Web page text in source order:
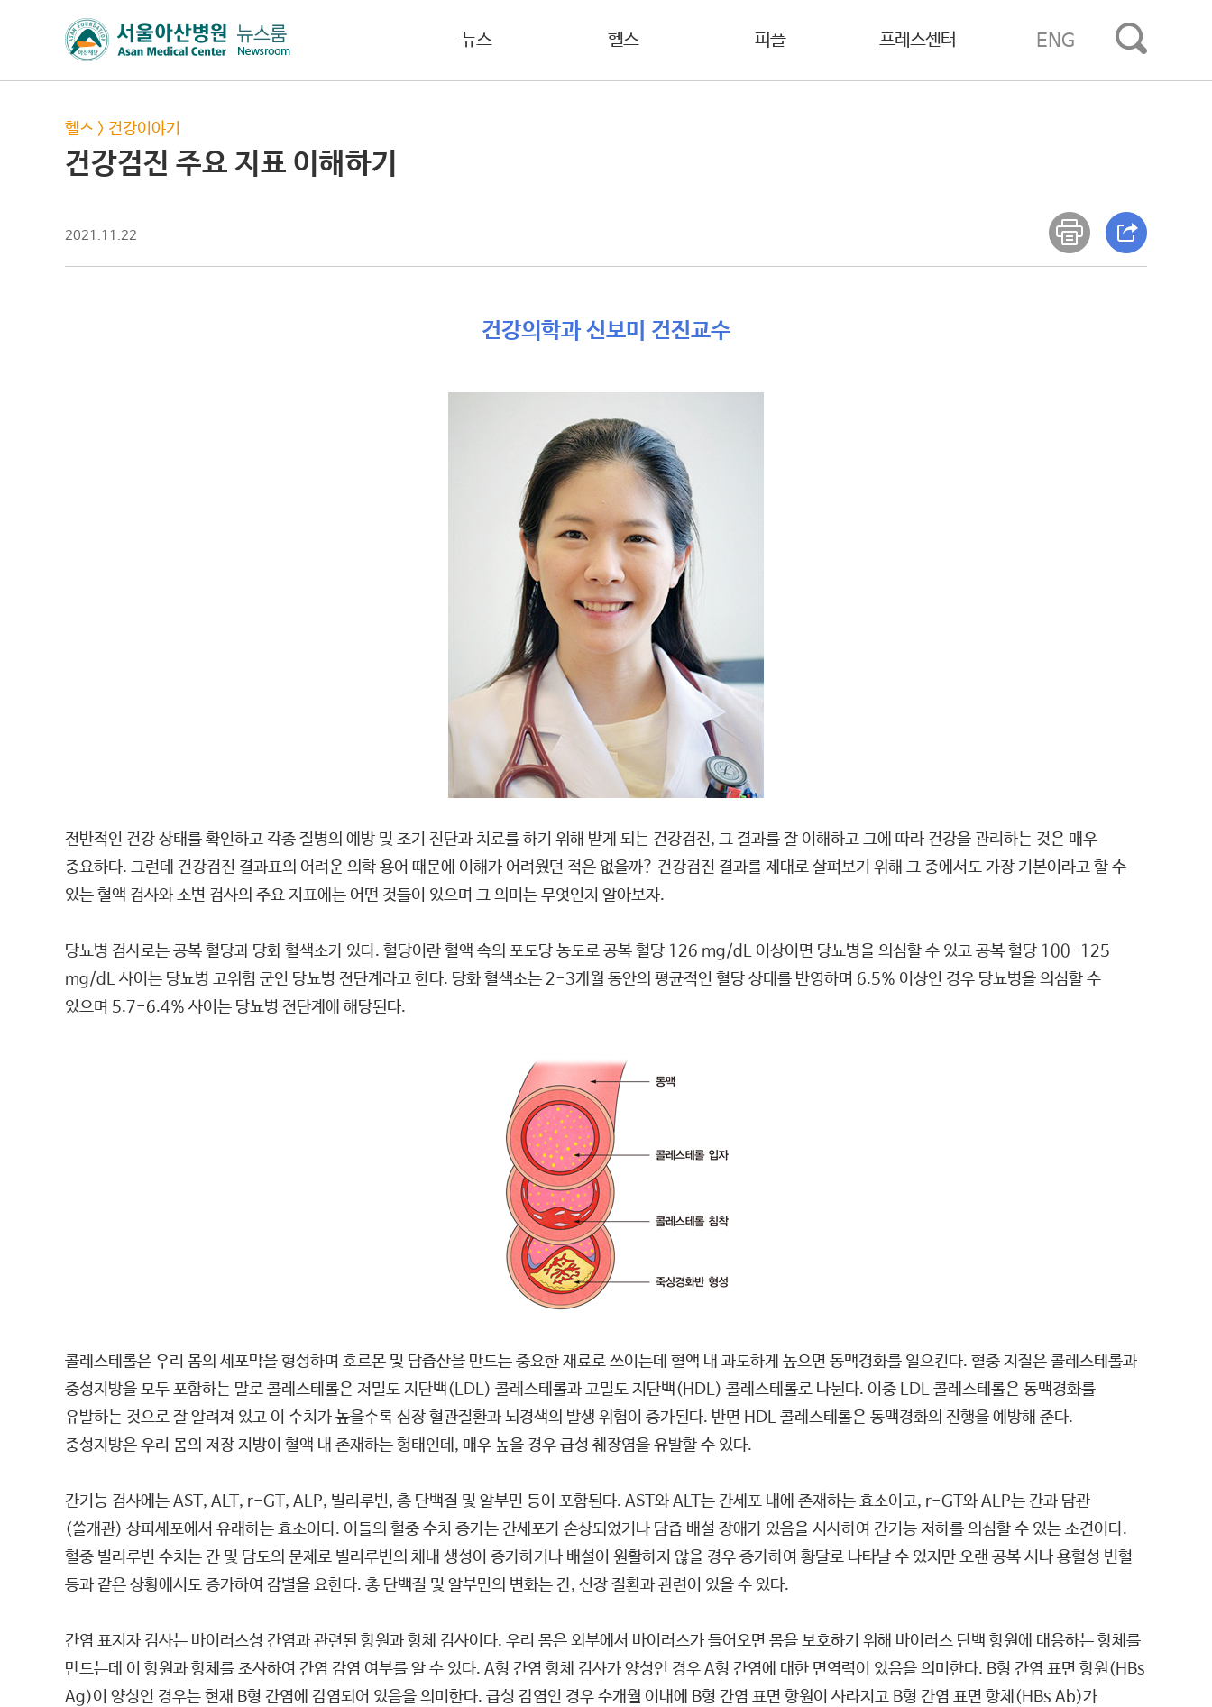
뉴스 헬스 피플 프레스센터 ENG
헬스 > 건강이야기
건강검진 주요 지표 이해하기
2021.11.22
건강의학과 신보미 건진교수
전반적인 건강 상태를 확인하고 각종 질병의 예방 및 조기 진단과 치료를 하기 위해 받게 되는 건강검진, 그 결과를 잘 이해하고 그에 따라 건강을 관리하는 것은 매우
중요하다. 그런데 건강검진 결과표의 어려운 의학 용어 때문에 이해가 어려웠던 적은 없을까? 건강검진 결과를 제대로 살펴보기 위해 그 중에서도 가장 기본이라고 할 수
있는 혈액 검사와 소변 검사의 주요 지표에는 어떤 것들이 있으며 그 의미는 무엇인지 알아보자.
당뇨병 검사로는 공복 혈당과 당화 혈색소가 있다. 혈당이란 혈액 속의 포도당 농도로 공복 혈당 126 mg/dL 이상이면 당뇨병을 의심할 수 있고 공복 혈당 100-125
mg/dL 사이는 당뇨병 고위험 군인 당뇨병 전단계라고 한다. 당화 혈색소는 2-3개월 동안의 평균적인 혈당 상태를 반영하며 6.5% 이상인 경우 당뇨병을 의심할 수
있으며 5.7-6.4% 사이는 당뇨병 전단계에 해당된다.
콜레스테롤은 우리 몸의 세포막을 형성하며 호르몬 및 담즙산을 만드는 중요한 재료로 쓰이는데 혈액 내 과도하게 높으면 동맥경화를 일으킨다. 혈중 지질은 콜레스테롤과
중성지방을 모두 포함하는 말로 콜레스테롤은 저밀도 지단백(LDL) 콜레스테롤과 고밀도 지단백(HDL) 콜레스테롤로 나뉜다. 이중 LDL 콜레스테롤은 동맥경화를
유발하는 것으로 잘 알려져 있고 이 수치가 높을수록 심장 혈관질환과 뇌경색의 발생 위험이 증가된다. 반면 HDL 콜레스테롤은 동맥경화의 진행을 예방해 준다.
중성지방은 우리 몸의 저장 지방이 혈액 내 존재하는 형태인데, 매우 높을 경우 급성 췌장염을 유발할 수 있다.
간기능 검사에는 AST, ALT, r-GT, ALP, 빌리루빈, 총 단백질 및 알부민 등이 포함된다. AST와 ALT는 간세포 내에 존재하는 효소이고, r-GT와 ALP는 간과 담관
(쓸개관) 상피세포에서 유래하는 효소이다. 이들의 혈중 수치 증가는 간세포가 손상되었거나 담즙 배설 장애가 있음을 시사하여 간기능 저하를 의심할 수 있는 소견이다.
혈중 빌리루빈 수치는 간 및 담도의 문제로 빌리루빈의 체내 생성이 증가하거나 배설이 원활하지 않을 경우 증가하여 황달로 나타날 수 있지만 오랜 공복 시나 용혈성 빈혈
등과 같은 상황에서도 증가하여 감별을 요한다. 총 단백질 및 알부민의 변화는 간, 신장 질환과 관련이 있을 수 있다.
간염 표지자 검사는 바이러스성 간염과 관련된 항원과 항체 검사이다. 우리 몸은 외부에서 바이러스가 들어오면 몸을 보호하기 위해 바이러스 단백 항원에 대응하는 항체를
만드는데 이 항원과 항체를 조사하여 간염 감염 여부를 알 수 있다. A형 간염 항체 검사가 양성인 경우 A형 간염에 대한 면역력이 있음을 의미한다. B형 간염 표면 항원(HBs
Ag)이 양성인 경우는 현재 B형 간염에 감염되어 있음을 의미한다. 급성 감염인 경우 수개월 이내에 B형 간염 표면 항원이 사라지고 B형 간염 표면 항체(HBs Ab)가